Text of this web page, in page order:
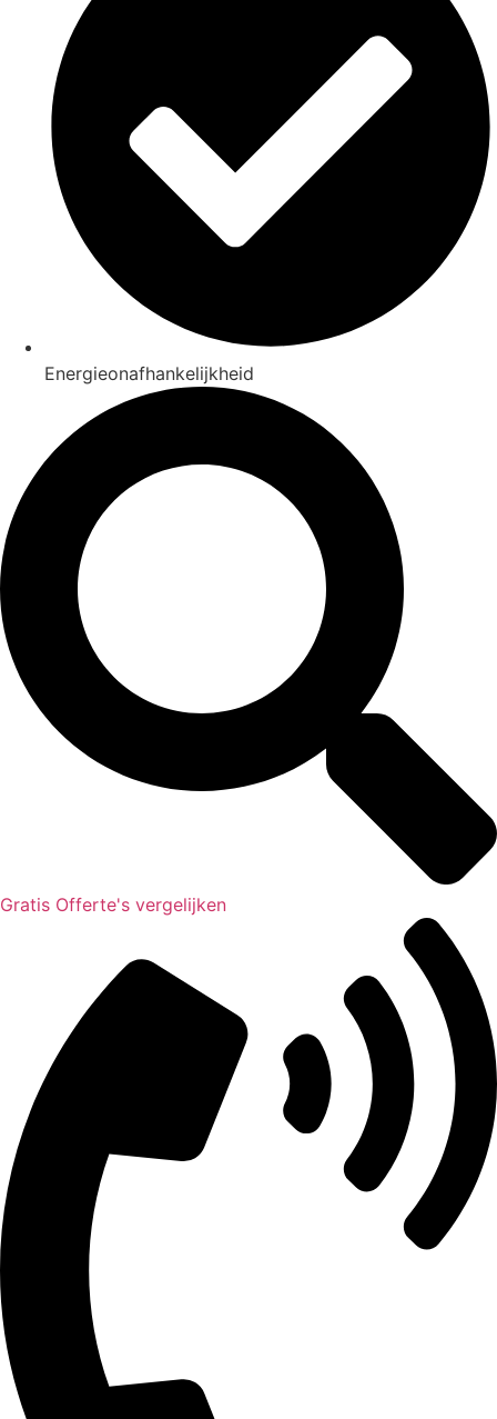
Energieonafhankelijkheid
Gratis Offerte's vergelijken